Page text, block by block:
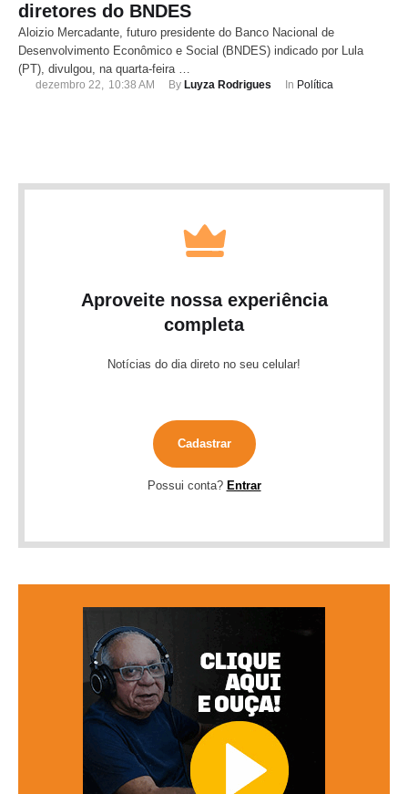
diretores do BNDES
Aloizio Mercadante, futuro presidente do Banco Nacional de
Desenvolvimento Econômico e Social (BNDES) indicado por Lula
(PT), divulgou, na quarta-feira …
dezembro 22, 10:38 AM By Luyza Rodrigues In Política
Aproveite nossa experiência
completa
Notícias do dia direto no seu celular!
Cadastrar
Possui conta? Entrar